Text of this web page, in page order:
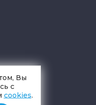
Вы
с
cookies.